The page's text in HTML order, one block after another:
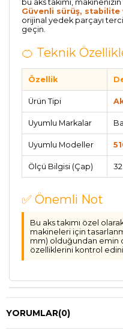
bu aks takımı,
Güvenli sürüş, stabilite
orijinal yedek parçayı
geçin.
🍊 Teknik
Özellik
Ürün Tipi
Uyumlu Markalar
Uyumlu Modeller
Ölçü Bilgisi (Çap)
✅ Önemli Not
Bu aks takımı özel
makineleri için
mm) olduğundan emin
özelliklerini kontrol
YORUMLAR(0)